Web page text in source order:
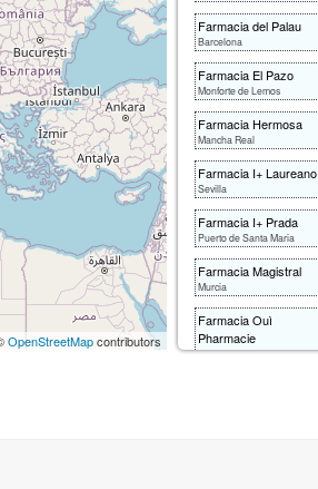
OpenStreetMapcontributors
Farmacia del Palau
Barcelona
Farmacia El Pazo
Monforte de Lemos
Farmacia Hermosa
Mancha Real
Farmacia I+ Laureano
Sevilla
Farmacia I+ Prada
Puerto de Santa Maria
Farmacia Magistral
Murcia
Farmacia Ouì
Pharmacie
Madrid